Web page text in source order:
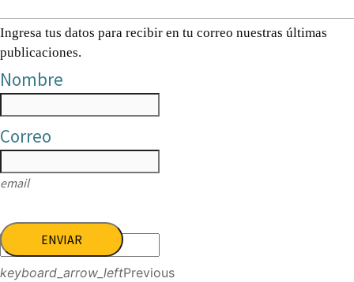
Ingresa tus datos para recibir en tu correo nuestras últimas
publicaciones.
Nombre
Correo
email
ENVIAR
keyboard_arrow_leftPrevious